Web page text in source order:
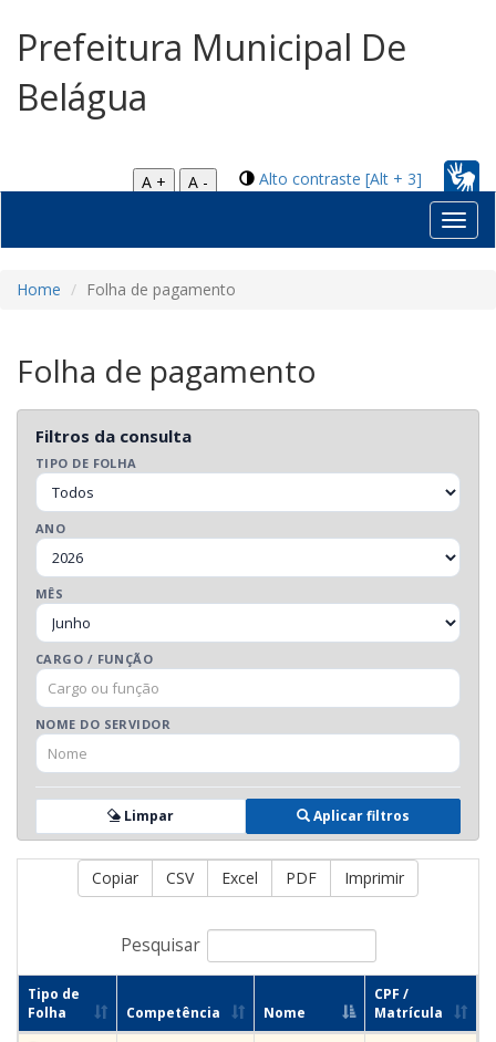
Prefeitura Municipal De
Belágua
Alto contraste [Alt + 3]
A +
A -
Home Folha de pagamento
Folha de pagamento
Filtros da consulta
TIPO DE FOLHA
ANO
MÊS
CARGO / FUNÇÃO
NOME DO SERVIDOR
Limpar Aplicar filtros
Copiar CSV Excel PDF Imprimir
Pesquisar
Tipo de
Folha
Competência Nome
CPF /
Matrícula